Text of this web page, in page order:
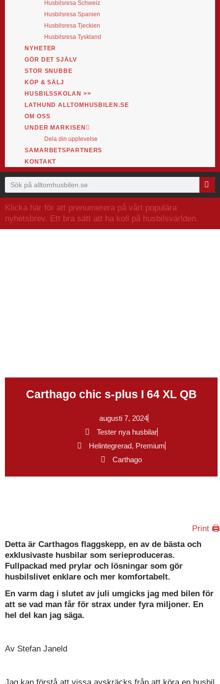
Husbilsresa Schweiz
Husbilsresa Spanien
Husbilsresa Tjeckien
Husbilsresa Tyskland
NYHETER
GÖR DET SJÄLV
STOR SNUBBE
KÖP & SÄLJ
HUSBILSSKOLAN >>
LATHUND ALLTOMHUSBILEN.SE
OM OSS
UNDER MARKISEN
Dela din upplevelse
SAMARBETSPARTNERS
KONTAKT
Klicka här för att prenumerera på vårt populära
nyhetsbrev. Ett bra sätt att ha koll på husbilsvärlden.
Carthago chic s-plus I 64 XL QB
augusti 7, 2024
Tester nya husbilar
Helintegrerad, Premium
Carthago
Print 🖨
Detta är Carthagos flaggskepp, en av de bästa och
exklusivaste husbilar som serieproduceras.
Fullpackad med prylar och lösningar som gör
husbilslivet enklare och mer komfortabelt.
En varm dag i slutet av juli umgicks jag med bilen för
att se vad man får för strax under fyra miljoner. En
hel del kan jag säga.
Av Stefan Janeld